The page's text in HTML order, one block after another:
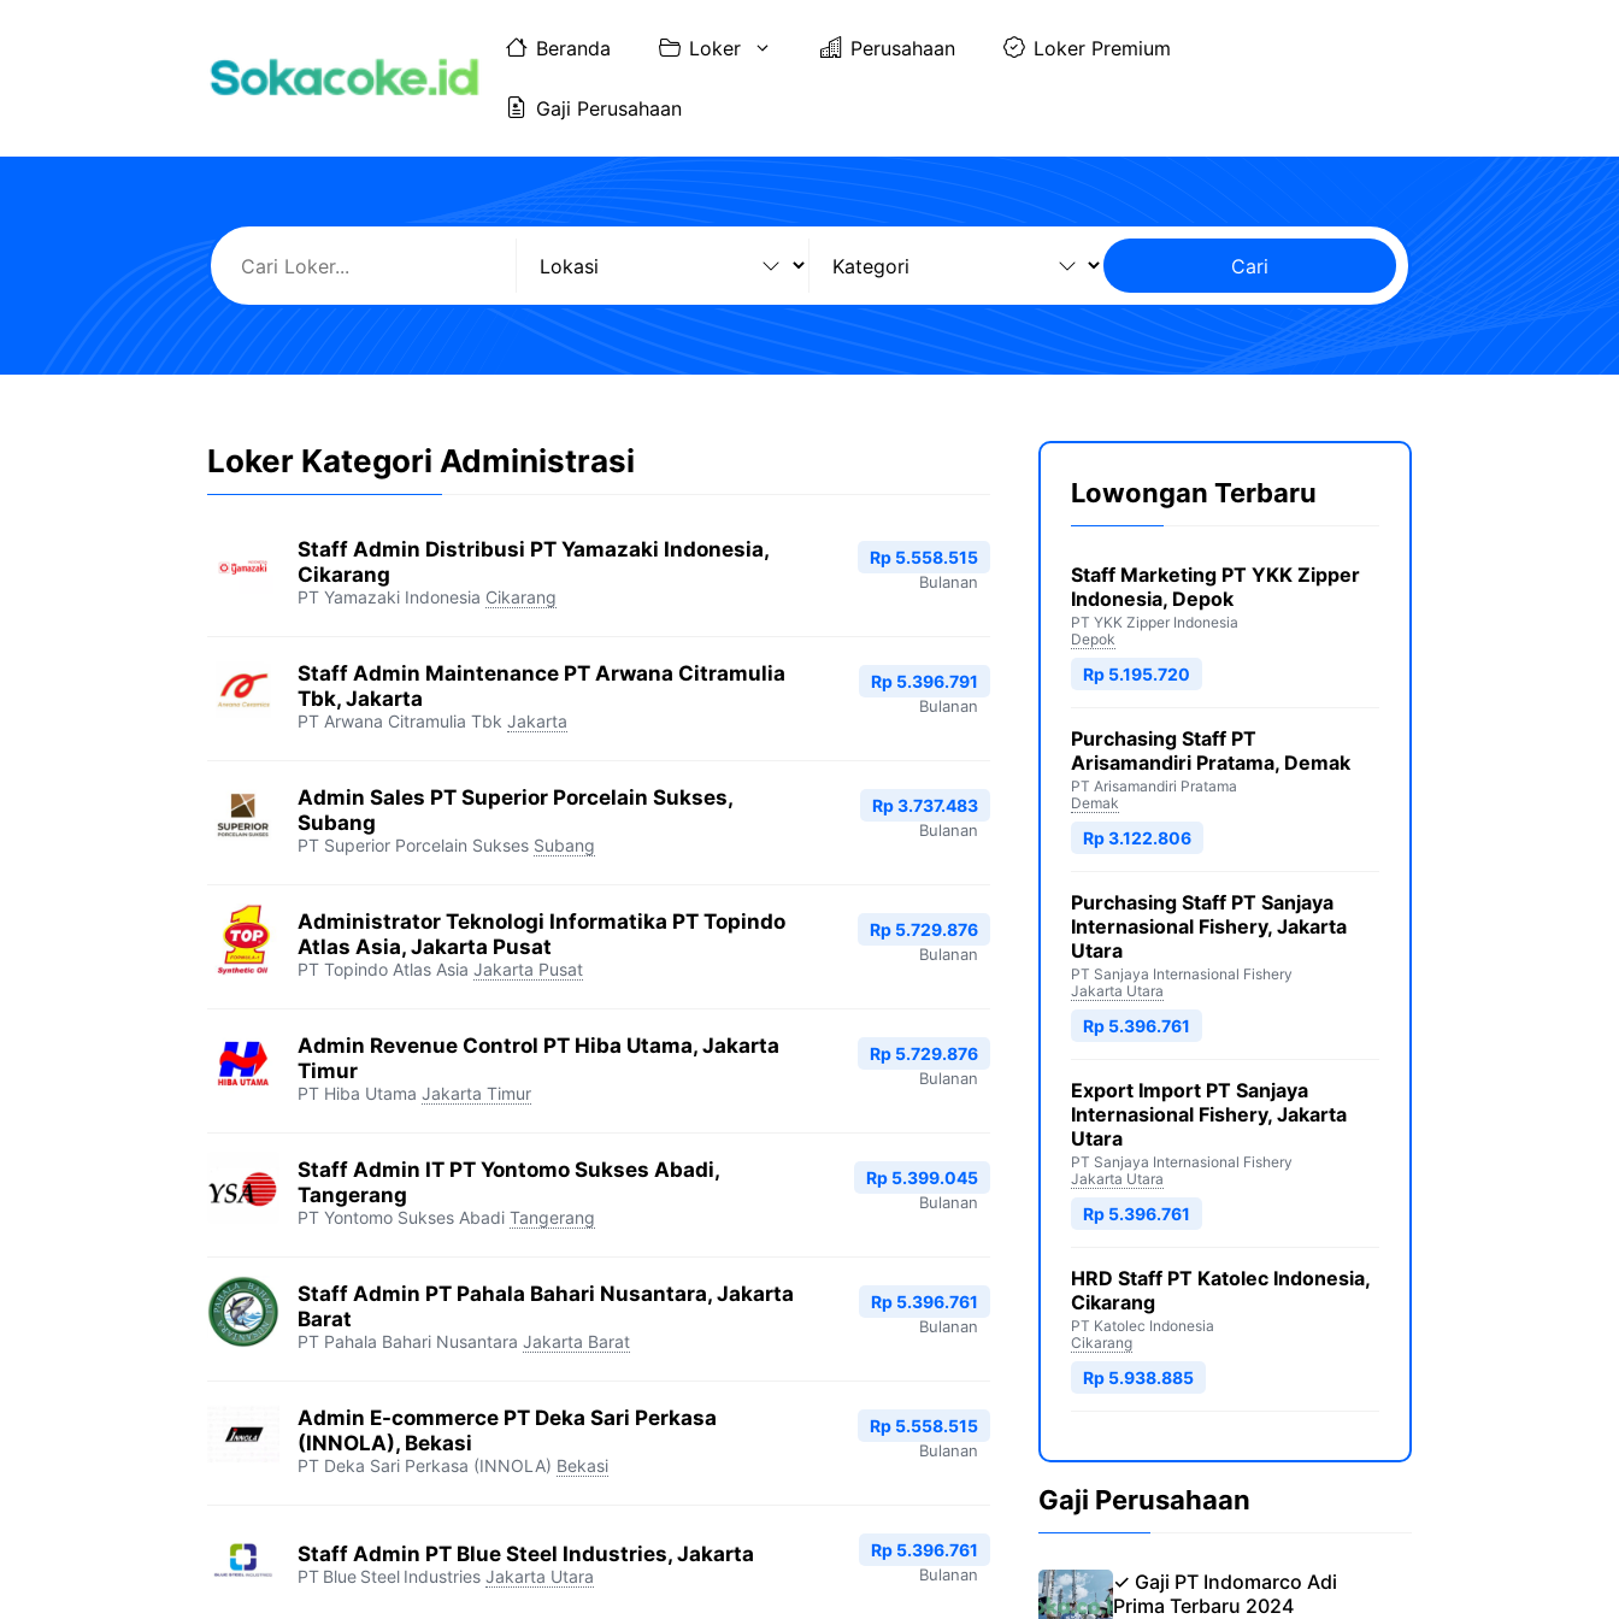
Beranda Loker Perusahaan Loker Premium
Gaji Perusahaan
Cari
Loker Kategori Administrasi
Staff Admin Distribusi PT Yamazaki Indonesia,
Cikarang
PT Yamazaki Indonesia Cikarang
Rp 5.558.515
Bulanan
Staff Admin Maintenance PT Arwana Citramulia
Tbk, Jakarta
PT Arwana Citramulia Tbk Jakarta
Rp 5.396.791
Bulanan
Admin Sales PT Superior Porcelain Sukses,
Subang
PT Superior Porcelain Sukses Subang
Rp 3.737.483
Bulanan
Administrator Teknologi Informatika PT Topindo
Atlas Asia, Jakarta Pusat
PT Topindo Atlas Asia Jakarta Pusat
Rp 5.729.876
Bulanan
Admin Revenue Control PT Hiba Utama, Jakarta
Timur
PT Hiba Utama Jakarta Timur
Rp 5.729.876
Bulanan
Staff Admin IT PT Yontomo Sukses Abadi,
Tangerang
PT Yontomo Sukses Abadi Tangerang
Rp 5.399.045
Bulanan
Staff Admin PT Pahala Bahari Nusantara, Jakarta
Barat
PT Pahala Bahari Nusantara Jakarta Barat
Rp 5.396.761
Bulanan
Admin E-commerce PT Deka Sari Perkasa
(INNOLA), Bekasi
PT Deka Sari Perkasa (INNOLA) Bekasi
Rp 5.558.515
Bulanan
Staff Admin PT Blue Steel Industries, Jakarta
PT Blue Steel Industries Jakarta Utara
Rp 5.396.761
Bulanan
Lowongan Terbaru
Staff Marketing PT YKK Zipper
Indonesia, Depok
PT YKK Zipper Indonesia
Depok
Rp 5.195.720
Purchasing Staff PT
Arisamandiri Pratama, Demak
PT Arisamandiri Pratama
Demak
Rp 3.122.806
Purchasing Staff PT Sanjaya
Internasional Fishery, Jakarta
Utara
PT Sanjaya Internasional Fishery
Jakarta Utara
Rp 5.396.761
Export Import PT Sanjaya
Internasional Fishery, Jakarta
Utara
PT Sanjaya Internasional Fishery
Jakarta Utara
Rp 5.396.761
HRD Staff PT Katolec Indonesia,
Cikarang
PT Katolec Indonesia
Cikarang
Rp 5.938.885
Gaji Perusahaan
✓ Gaji PT Indomarco Adi
Prima Terbaru 2024